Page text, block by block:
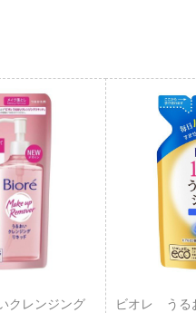
クレンジング
ビオレ うる